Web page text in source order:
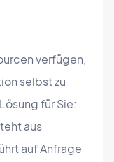
verfügen,
selbst zu
für Sie:
aus
auf Anfrage